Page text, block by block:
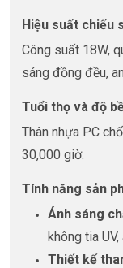
Hiệu suất chiếu
Công suất 18W,
sáng đồng đều,
Tuổi thọ và độ
Thân nhựa PC
30,000 giờ.
Tính năng sản
Ánh sáng
không tia
Thiết kế